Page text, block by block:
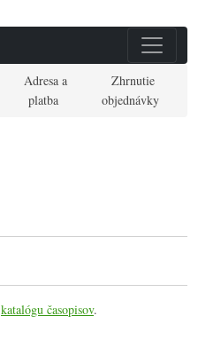
Adresa a
platba
Zhrnutie
objednávky
katalógu časopisov.